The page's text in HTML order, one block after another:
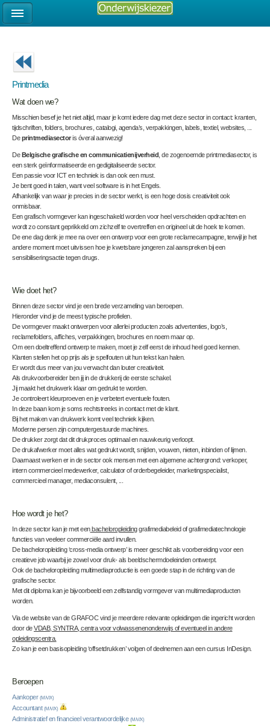
Printmedia
Wat doen we?
Misschien besef je het niet altijd, maar je komt iedere dag met deze sector in contact: kranten,
tijdschriften, folders, brochures, catalogi, agenda’s, verpakkingen, labels, textiel, websites, ...
Deprintmediasectoris óveral aanwezig!
De Belgische grafische en communicatienijverheid , de zogenoemde printmediasector, is
een sterk geïnformatiseerde en gedigitaliseerde sector.
Een passie voor ICT en techniek is dan ook een must.
Je bent goed in talen, want veel software is in het Engels.
Afhankelijk van waar je precies in de sector werkt, is een hoge dosis creativiteit ook
onmisbaar.
Een grafisch vormgever kan ingeschakeld worden voor heel verscheiden opdrachten en
wordt zo constant geprikkeld om zichzelf te overtreffen en origineel uit de hoek te komen.
De ene dag denk je mee na over een ontwerp voor een grote reclamecampagne, terwijl je het
andere moment moet uitvissen hoe je kwetsbare jongeren zal aanspreken bij een
sensibiliseringsactie tegen drugs.
Wie doet het?
Binnen deze sector vind je een brede verzameling van beroepen.
Hieronder vind je de meest typische profielen.
De vormgever maakt ontwerpen voor allerlei producten zoals advertenties, logo’s,
reclamefolders, affiches, verpakkingen, brochures en noem maar op.
Om een doeltreffend ontwerp te maken, moet je zelf eerst de inhoud heel goed kennen.
Klanten stellen het op prijs als je spelfouten uit hun tekst kan halen.
Er wordt dus meer van jou verwacht dan louter creativiteit.
Als drukvoorbereider ben jij in de drukkerij de eerste schakel.
Jij maakt het drukwerk klaar om gedrukt te worden.
Je controleert kleurproeven en je verbetert eventuele fouten.
In deze baan kom je soms rechtstreeks in contact met de klant.
Bij het maken van drukwerk komt veel techniek kijken.
Moderne persen zijn computergestuurde machines.
De drukker zorgt dat dit drukproces optimaal en nauwkeurig verloopt.
De drukafwerker moet alles wat gedrukt wordt, snijden, vouwen, nieten, inbinden of lijmen.
Daarnaast werken er in de sector ook mensen met een algemene achtergrond: verkoper,
intern commercieel medewerker, calculator of orderbegeleider, marketingspecialist,
commercieel manager, mediaconsulent, ...
Hoe wordt je het?
In deze sector kan je met eenbacheloropleidinggrafimediabeleid of grafimediatechnologie
functies van veeleer commerciële aard invullen.
De bacheloropleiding ‘cross-media ontwerp’ is meer geschikt als voorbereiding voor een
creatieve job waarbij je zowel voor druk- als beeldschermdoeleinden ontwerpt.
Ook de bacheloropleiding multimediaproductie is een goede stap in de richting van de
grafische sector.
Met dit diploma kan je bijvoorbeeld een zelfstandig vormgever van multimediaproducten
worden.
Via de website van de GRAFOC vind je meerdere relevante opleidingen die ingericht worden
door deVDAB, SYNTRA, centra voor volwassenenonderwijs of eventueel in andere
opleidingscentra.
Zo kan je een basisopleiding ‘offsetdrukken’ volgen of deelnemen aan een cursus InDesign.
Beroepen
Aankoper (M/V/X)
Accountant (M/V/X)
Administratief en financieel verantwoordelijke (M/V/X)